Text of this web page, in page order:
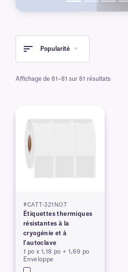
Popularité
Affichage de 81–81 sur 81 résultats
#CATT-321NOT
Étiquettes thermiques
résistantes à la
cryogénie et à
l'autoclave
1 po x 1,18 po + 1,69 po
Enveloppe